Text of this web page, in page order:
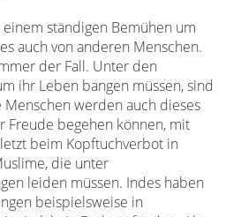
ständigen Bemühen um
auch von anderen Menschen.
der Fall. Unter den
ihr Leben bangen müssen, sind
werden auch dieses
Freude begehen können, mit
beim Kopftuchverbot in
die unter
leiden müssen. Indes haben
beispielsweise in